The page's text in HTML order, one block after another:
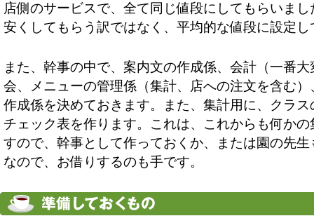
店側のサービスで、全て同じ値段にしてもらいま
安くしてもらう訳ではなく、平均的な値段に設定
また、幹事の中で、案内文の作成係、会計（一番
会、メニューの管理係（集計、店への注文を含む
作成係を決めておきます。また、集計用に、クラ
チェック表を作ります。これは、これからも何か
すので、幹事として作っておくか、または園の先
なので、お借りするのも手です。